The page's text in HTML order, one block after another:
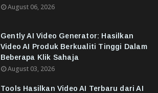
August 06, 2026
Gently AI Video Generator: Hasilkan
Video AI Produk Berkualiti Tinggi Dalam
Beberapa Klik Sahaja
August 03, 2026
Tools Hasilkan Video AI Terbaru dari AI